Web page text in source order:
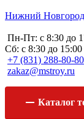
Нижний
Пн-Пт: с 8:30 до
Сб: с 8:30 до 15:00
+7 (831) 288-80-80
zakaz@mstroy.ru
Каталог